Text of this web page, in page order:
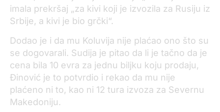
imala prekršaj „za kivi koji je izvozila za Rusiju iz
Srbije, a kivi je bio grčki“.
Dodao je i da mu Koluvija nije plaćao ono što su
se dogovarali. Sudija je pitao da li je tačno da je
cena bila 10 evra za jednu biljku koju prodaju,
Đinović je to potvrdio i rekao da mu nije
plaćeno ni to, kao ni 12 tura izvoza za Severnu
Makedoniju.